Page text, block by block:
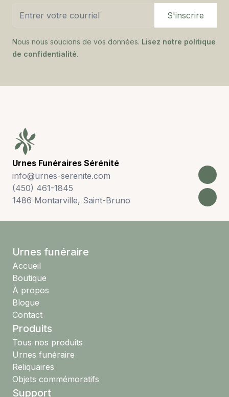
S'inscrire
Nous nous soucions de vos données. Lisez notre politique
de confidentialité.
Urnes Funéraires Sérénité
info@urnes-serenite.com
(450) 461-1845
1486 Montarville, Saint-Bruno
Urnes funéraire
Accueil
Boutique
À propos
Blogue
Contact
Produits
Tous nos produits
Urnes funéraire
Reliquaires
Objets commémoratifs
Support